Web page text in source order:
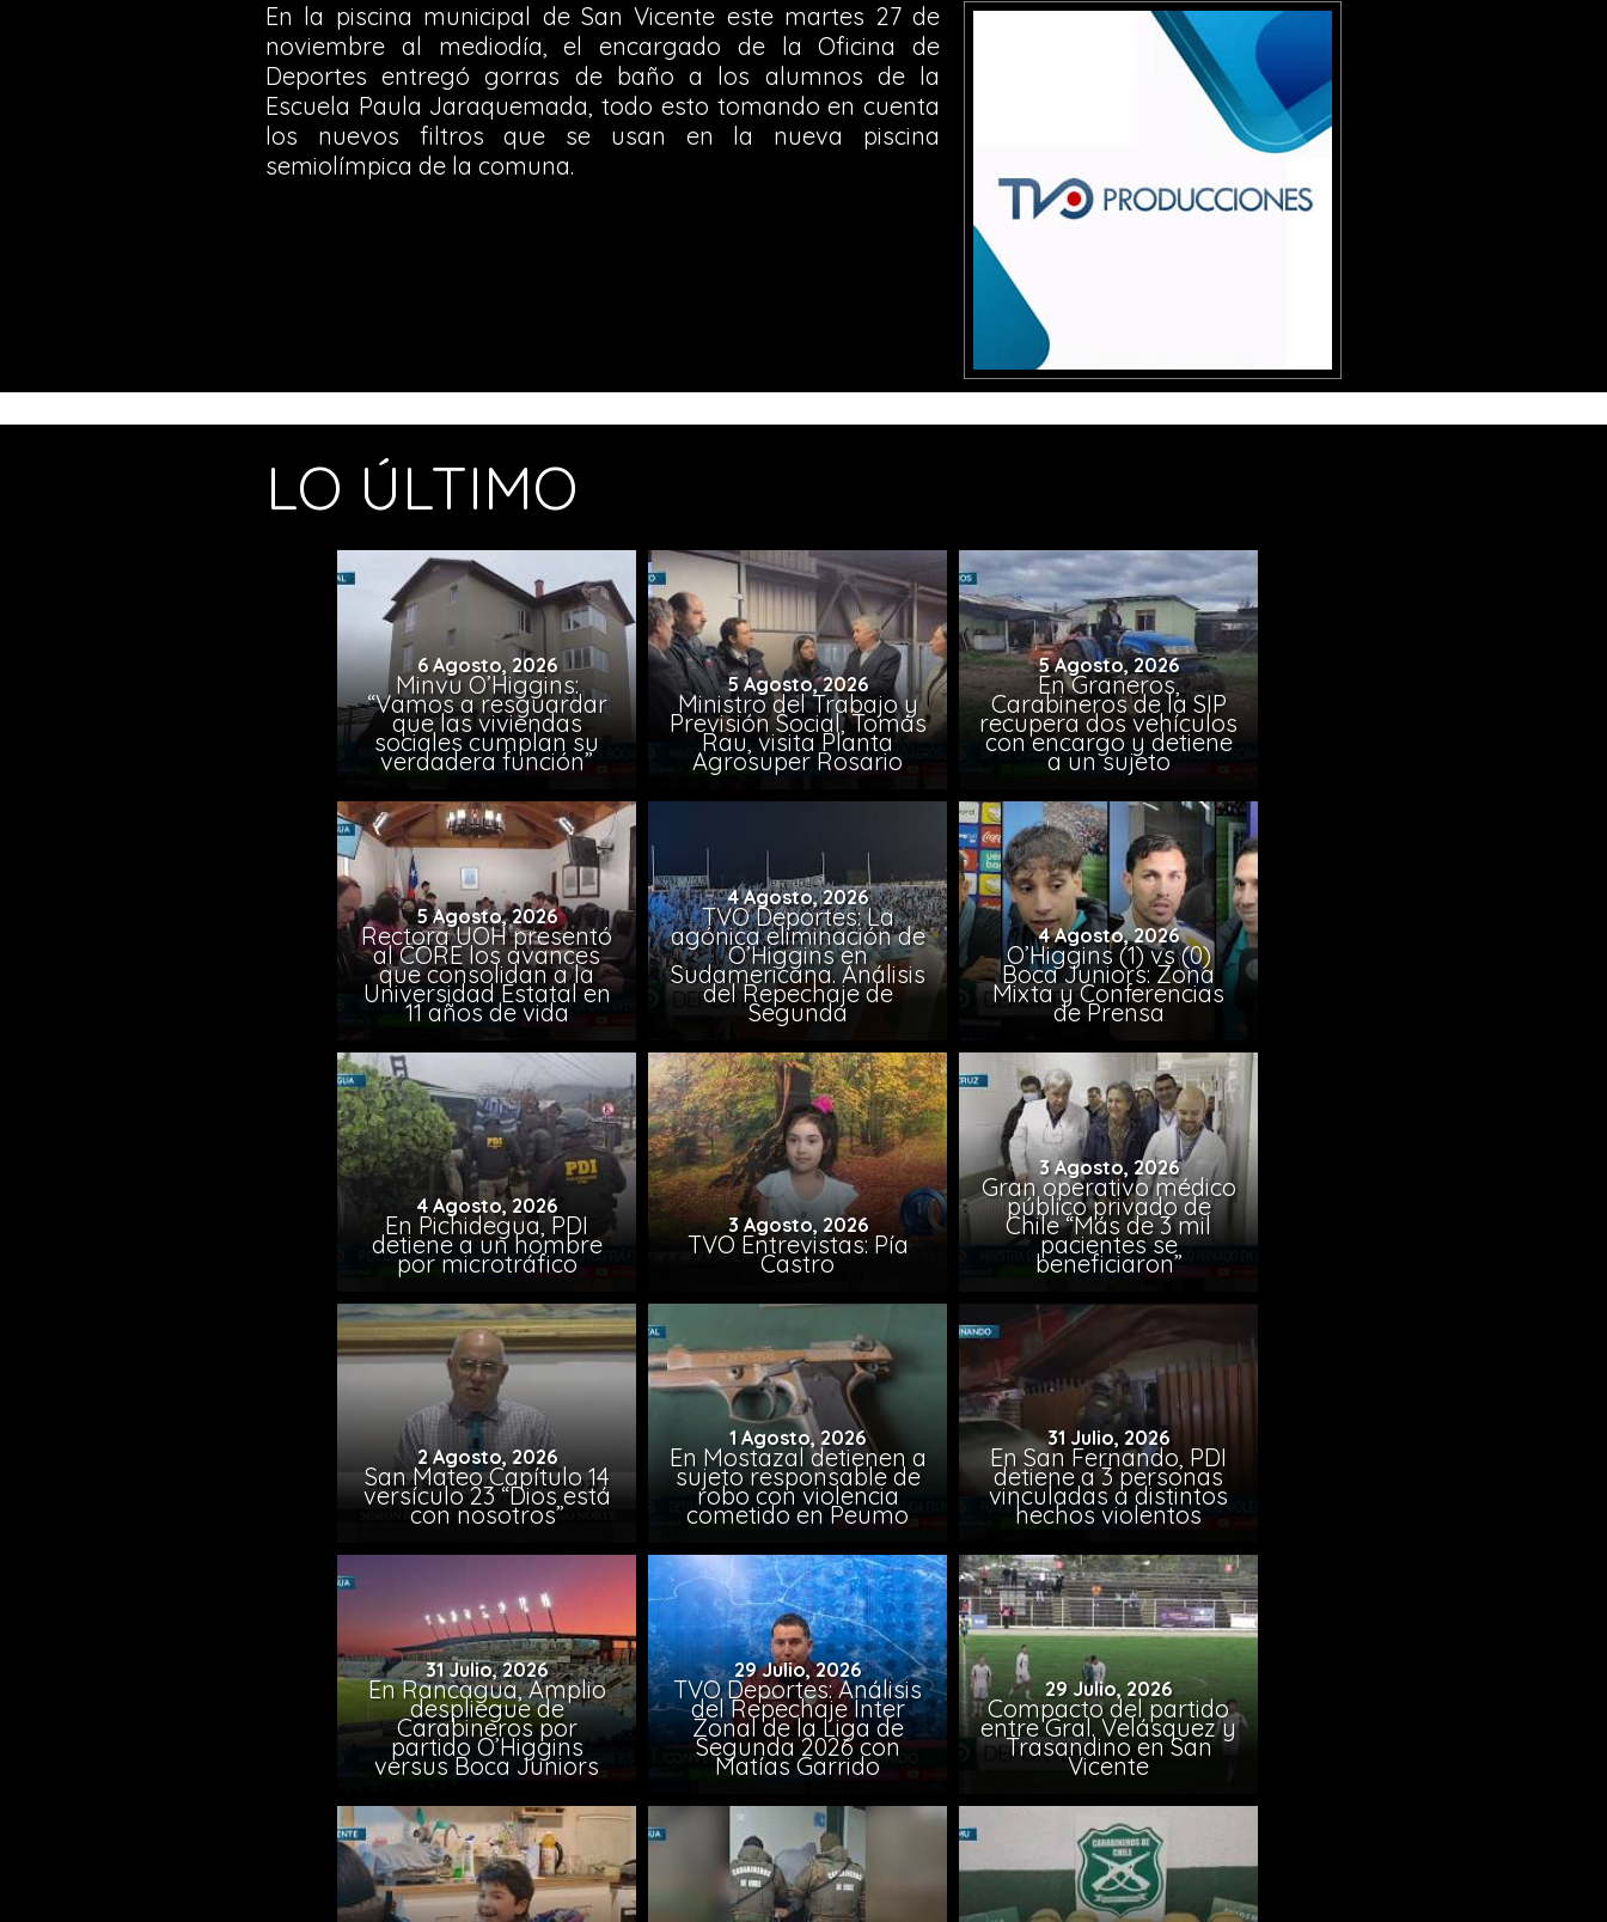
En la piscina municipal de San Vicente este martes 27 de
noviembre al mediodía, el encargado de la Oficina de
Deportes entregó gorras de baño a los alumnos de la
Escuela Paula Jaraquemada, todo esto tomando en cuenta
los nuevos filtros que se usan en la nueva piscina
semiolímpica de la comuna.
LO ÚLTIMO
6 Agosto, 2026
Minvu O’Higgins:
“Vamos a resguardar
que las viviendas
sociales cumplan su
verdadera función”
5 Agosto, 2026
Ministro del Trabajo y
Previsión Social, Tomás
Rau, visita Planta
Agrosuper Rosario
5 Agosto, 2026
En Graneros,
Carabineros de la SIP
recupera dos vehículos
con encargo y detiene
a un sujeto
5 Agosto, 2026
Rectora UOH presentó
al CORE los avances
que consolidan a la
Universidad Estatal en
11 años de vida
4 Agosto, 2026
TVO Deportes: La
agónica eliminación de
O’Higgins en
Sudamericana. Análisis
del Repechaje de
Segunda
4 Agosto, 2026
O’Higgins (1) vs (0)
Boca Juniors: Zona
Mixta y Conferencias
de Prensa
4 Agosto, 2026
En Pichidegua, PDI
detiene a un hombre
por microtráfico
3 Agosto, 2026
TVO Entrevistas: Pía
Castro
3 Agosto, 2026
Gran operativo médico
público privado de
Chile “Más de 3 mil
pacientes se
beneficiaron”
2 Agosto, 2026
San Mateo Capítulo 14
versículo 23 “Dios está
con nosotros”
1 Agosto, 2026
En Mostazal detienen a
sujeto responsable de
robo con violencia
cometido en Peumo
31 Julio, 2026
En San Fernando, PDI
detiene a 3 personas
vinculadas a distintos
hechos violentos
31 Julio, 2026
En Rancagua, Amplio
despliegue de
Carabineros por
partido O’Higgins
versus Boca Juniors
29 Julio, 2026
TVO Deportes: Análisis
del Repechaje Inter
Zonal de la Liga de
Segunda 2026 con
Matías Garrido
29 Julio, 2026
Compacto del partido
entre Gral. Velásquez y
Trasandino en San
Vicente